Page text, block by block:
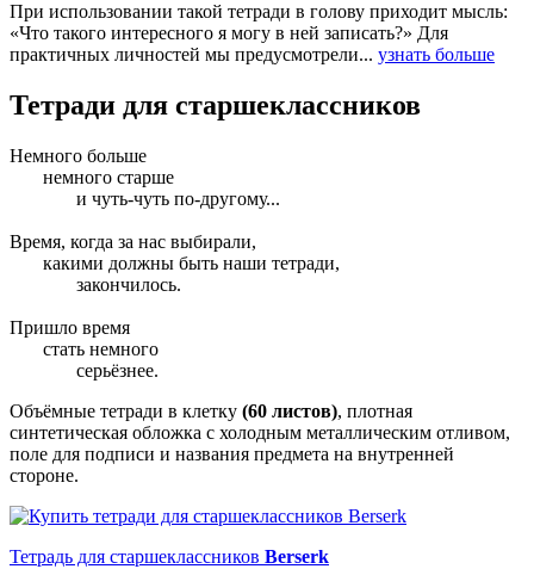
При использовании такой тетради в голову приходит мысль:
«Что такого интересного я могу в ней записать?» Для
практичных личностей мы предусмотрели... узнать больше
Тетради для старшеклассников
Немного больше
немного старше
и чуть-чуть по-другому...
Время, когда за нас выбирали,
какими должны быть наши тетради,
закончилось.
Пришло время
стать немного
серьёзнее.
Объёмные тетради в клетку (60 листов), плотная
синтетическая обложка с холодным металлическим отливом,
поле для подписи и названия предмета на внутренней
стороне.
Тетрадь для старшеклассников Berserk